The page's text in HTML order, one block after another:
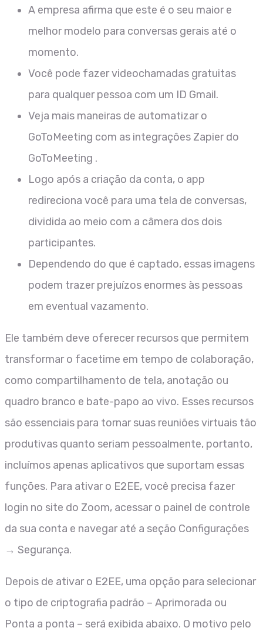
A empresa afirma que este é o seu maior e
melhor modelo para conversas gerais até o
momento.
Você pode fazer videochamadas gratuitas
para qualquer pessoa com um ID Gmail.
Veja mais maneiras de automatizar o
GoToMeeting com as integrações Zapier do
GoToMeeting .
Logo após a criação da conta, o app
redireciona você para uma tela de conversas,
dividida ao meio com a câmera dos dois
participantes.
Dependendo do que é captado, essas imagens
podem trazer prejuízos enormes às pessoas
em eventual vazamento.
Ele também deve oferecer recursos que permitem
transformar o facetime em tempo de colaboração,
como compartilhamento de tela, anotação ou
quadro branco e bate-papo ao vivo. Esses recursos
são essenciais para tornar suas reuniões virtuais tão
produtivas quanto seriam pessoalmente, portanto,
incluímos apenas aplicativos que suportam essas
funções. Para ativar o E2EE, você precisa fazer
login no site do Zoom, acessar o painel de controle
da sua conta e navegar até a seção Configurações
→ Segurança.
Depois de ativar o E2EE, uma opção para selecionar
o tipo de criptografia padrão – Aprimorada ou
Ponta a ponta – será exibida abaixo. O motivo pelo